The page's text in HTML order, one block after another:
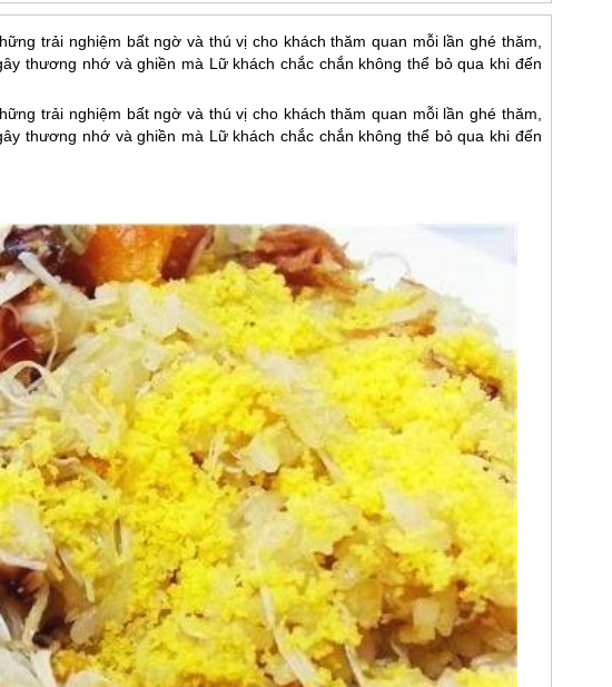
trải nghiệm bất ngờ và thú vị cho khách thăm quan mỗi lần ghé thăm,
thương nhớ và ghiền mà Lữ khách chắc chắn không thể bỏ qua khi đến
trải nghiệm bất ngờ và thú vị cho khách thăm quan mỗi lần ghé thăm,
thương nhớ và ghiền mà Lữ khách chắc chắn không thể bỏ qua khi đến